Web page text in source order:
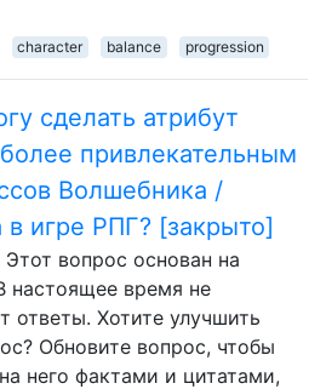
character balance progression
сделать атрибут
привлекательным
Волшебника /
в игре РПГ? [закрыто]
вопрос основан на
настоящее время не
ответы. Хотите улучшить
Обновите вопрос, чтобы
него фактами и цитатами,